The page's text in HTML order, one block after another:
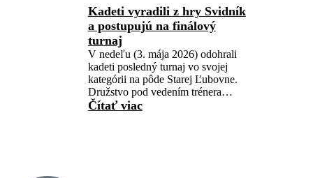
Kadeti vyradili z hry Svidník
a postupujú na finálový
turnaj
V nedeľu (3. mája 2026) odohrali
kadeti posledný turnaj vo svojej
kategórii na pôde Starej Ľubovne.
Družstvo pod vedením trénera…
Čítať viac